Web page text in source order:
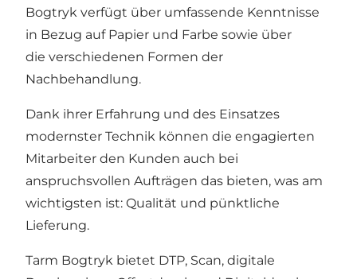
Bogtryk verfügt über umfassende Kenntnisse
in Bezug auf Papier und Farbe sowie über
die verschiedenen Formen der
Nachbehandlung.
Dank ihrer Erfahrung und des Einsatzes
modernster Technik können die engagierten
Mitarbeiter den Kunden auch bei
anspruchsvollen Aufträgen das bieten, was am
wichtigsten ist: Qualität und pünktliche
Lieferung.
Tarm Bogtryk bietet DTP, Scan, digitale